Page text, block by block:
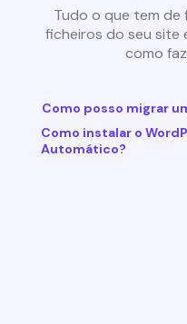
Tudo o que tem de
ficheiros do seu site
como
Como posso migrar
Como instalar o
Automático?